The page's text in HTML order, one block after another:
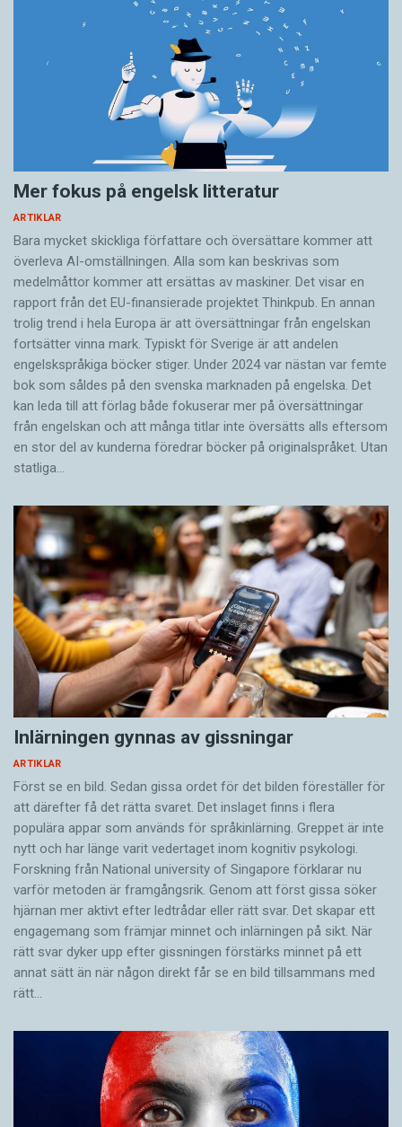
Mer fokus på engelsk litteratur
ARTIKLAR
Bara mycket skickliga författare och översättare ­kommer att
överleva AI-omställningen. Alla som kan beskrivas som
medelmåttor kommer att ersättas av maskiner. Det visar en
rapport från det EU-finansierade projektet Thinkpub. En annan
trolig trend i hela Europa är att översättningar från engelskan
fortsätter vinna mark. Typiskt för Sverige är att andelen
engelskspråkiga böcker stiger. Under 2024 var nästan var femte
bok som såldes på den svenska marknaden på engelska. Det
kan leda till att förlag både fokuserar mer på översättningar
från engelskan och att många titlar inte översätts alls eftersom
en stor del av kunderna föredrar böcker på originalspråket. Utan
statliga…
Inlärningen gynnas av gissningar
ARTIKLAR
Först se en bild. Sedan gissa ordet för det bilden föreställer för
att därefter få det rätta svaret. Det inslaget finns i flera
populära appar som används för språkinlärning. Greppet är inte
nytt och har länge varit vedertaget inom kognitiv psykologi.
Forskning från National university of Singa­pore förklarar nu
varför metoden är framgångsrik. Genom att först gissa ­söker
hjärnan mer aktivt ­efter ledtrådar eller rätt svar. Det skapar ett
engagemang som främjar minnet och inlärningen på sikt. När
rätt svar dyker upp efter gissningen förstärks minnet på ett
annat sätt än när någon direkt får se en bild tillsammans med
rätt…